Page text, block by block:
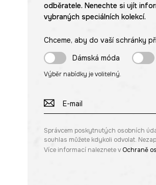
odběratele. Nenechte si ujít
vybraných speciálních kolekcí.
Chceme, aby do vaší schránky
Dámská móda
Výběr nabídky je volitelný.
Správcem poskytnutých osobních
souhlas můžete kdykoli odvolat.
Více informací naleznete v Ochraně